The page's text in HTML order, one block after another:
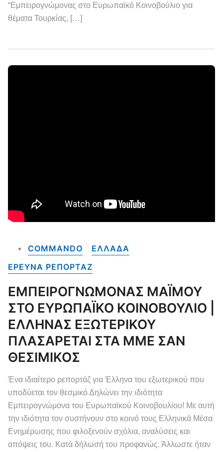
“Εμπειρογνώμονας στο Ευρωπαϊκό Κοινοβούλιο για
θέματα Τουρκίας, […]
COMMANDO
ΕΛΛΑΔΑ
ΕΡΕΥΝΑ ΡΕΠΟΡΤΑΖ
ΕΜΠΕΙΡΟΓΝΩΜΟΝΑΣ ΜΑΪΜΟΥ
ΣΤΟ ΕΥΡΩΠΑΪΚΟ ΚΟΙΝΟΒΟΥΛΙΟ |
ΕΛΛΗΝΑΣ ΕΞΩΤΕΡΙΚΟΥ
ΠΛΑΣΑΡΕΤΑΙ ΣΤΑ ΜΜΕ ΣΑΝ
ΘΕΣΙΜΙΚΟΣ
Ένα ιδιαίτερο ρεπορτάζ για Έλληνα του εξωτερικού που
υποδύεται τον θεσμικό Δηλώνει την ιδιότητα
Εμπειρογνώμονα του Ευρωπαϊκού Κοινοβουλίου! Με αυτή
την ιδιότητα τον συστήνουν στο κοινό τους Ελληνικά Μέσα
Ενημέρωσης που φιλοξενούν σχόλια, αναλύσεις και
απόψεις του. Κατά δήλωσή του προφανώς. Άλλωστε ήταν